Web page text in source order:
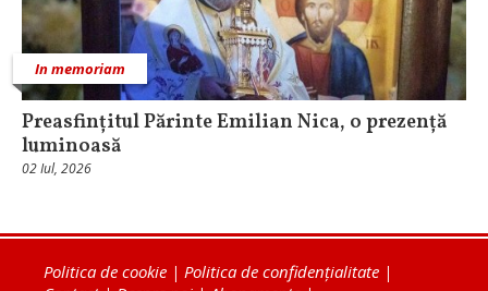
In memoriam
Preasfințitul Părinte Emilian Nica, o prezență
luminoasă
02 Iul, 2026
Politica de cookie | Politica de confidențialitate |